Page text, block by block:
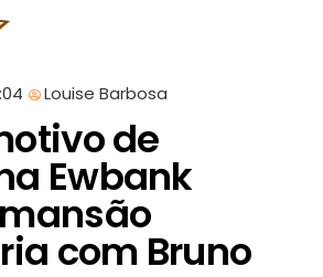
Louise Barbosa
de
Ewbank
com Bruno